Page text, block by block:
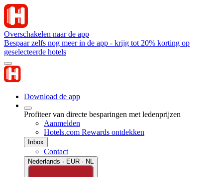
Overschakelen naar de app
Bespaar zelfs nog meer in de app - krijg tot 20% korting op
geselecteerde hotels
Download de app
Profiteer van directe besparingen met ledenprijzen
Aanmelden
Hotels.com Rewards ontdekken
Inbox
Contact
Nederlands · EUR · NL